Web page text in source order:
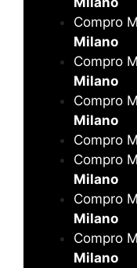
Compro
Milano
Compro
Milano
Compro
Milano
Compro
Compro
Milano
Compro
Milano
Compro
Milano